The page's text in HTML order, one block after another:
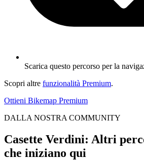
Scarica questo percorso per la
Scopri altre funzionalità Premium.
Ottieni Bikemap Premium
DALLA NOSTRA COMMUNITY
Casette Verdini: Altri
che iniziano qui